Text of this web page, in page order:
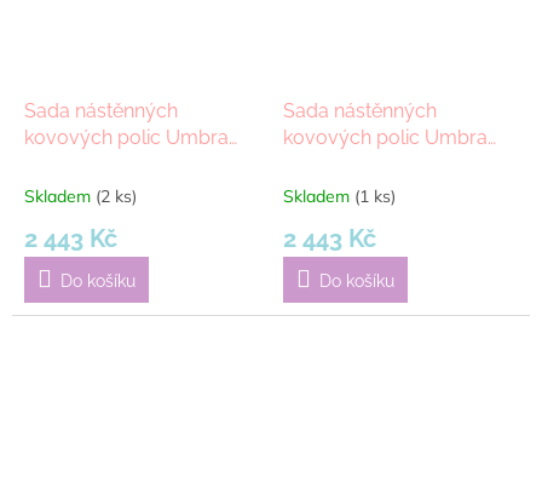
Sada nástěnných
kovových polic Umbra
Skladem (2 ks)
2 443 Kč
Do košíku
Sada nástěnných
kovových polic Umbra
černá
Skladem (1 ks)
2 443 Kč
Do košíku